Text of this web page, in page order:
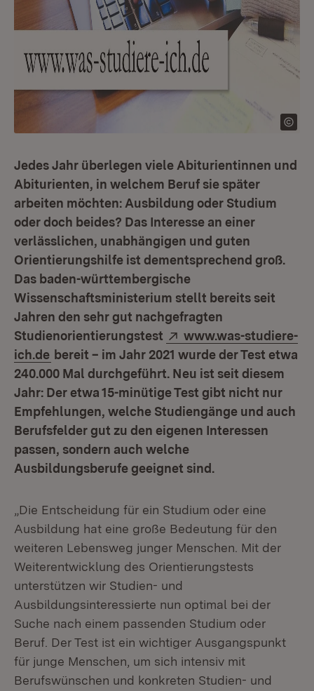
Jedes Jahr überlegen viele Abiturientinnen und
Abiturienten, in welchem Beruf sie später
arbeiten möchten: Ausbildung oder Studium
oder doch beides? Das Interesse an einer
verlässlichen, unabhängigen und guten
Orientierungshilfe ist dementsprechend groß.
Das baden-württembergische
Wissenschaftsministerium stellt bereits seit
Jahren den sehr gut nachgefragten
Studienorientierungstest
Extern:
www.was-studiere-
ich.de (Öffnet in neuem Fenster)
bereit – im Jahr 2021 wurde der Test etwa
240.000 Mal durchgeführt. Neu ist seit diesem
Jahr: Der etwa 15-minütige Test gibt nicht nur
Empfehlungen, welche Studiengänge und auch
Berufsfelder gut zu den eigenen Interessen
passen, sondern auch welche
Ausbildungsberufe geeignet sind.
„Die Entscheidung für ein Studium oder eine
Ausbildung hat eine große Bedeutung für den
weiteren Lebensweg junger Menschen. Mit der
Weiterentwicklung des Orientierungstests
unterstützen wir Studien- und
Ausbildungsinteressierte nun optimal bei der
Suche nach einem passenden Studium oder
Beruf. Der Test ist ein wichtiger Ausgangspunkt
für junge Menschen, um sich intensiv mit
Berufswünschen und konkreten Studien- und